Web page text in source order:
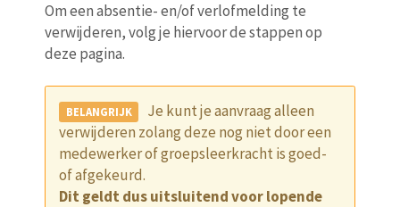
Om een absentie- en/of verlofmelding te
verwijderen, volg je hiervoor de stappen op
deze pagina.
Je kunt je aanvraag alleen
verwijderen zolang deze nog niet door een
medewerker of groepsleerkracht is goed-
of afgekeurd.
Dit geldt dus uitsluitend voor lopende